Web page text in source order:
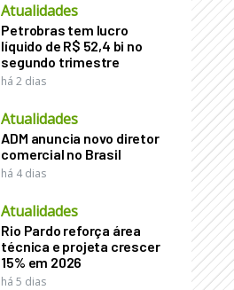
Atualidades
Petrobras tem lucro
líquido de R$ 52,4 bi no
segundo trimestre
há 2 dias
Atualidades
ADM anuncia novo diretor
comercial no Brasil
há 4 dias
Atualidades
Rio Pardo reforça área
técnica e projeta crescer
15% em 2026
há 5 dias